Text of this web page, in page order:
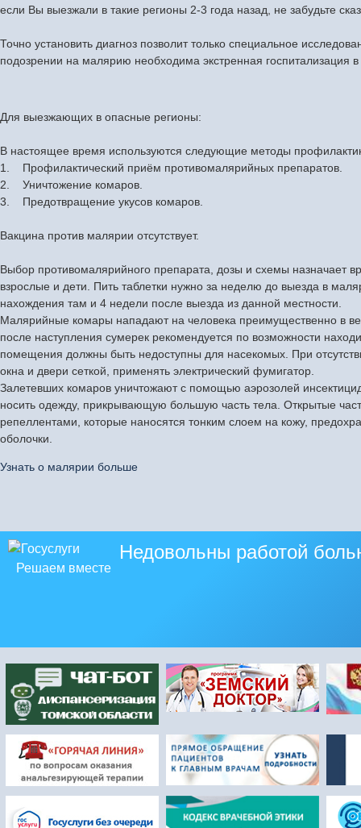
если Вы выезжали в такие регионы 2-3 года назад, не забудьте
Точно установить диагноз позволит только специальное
подозрении на малярию необходима экстренная госпитализация
Для выезжающих в опасные регионы:
В настоящее время используются следующие методы
1. Профилактический приём противомалярийных препаратов.
2. Уничтожение комаров.
3. Предотвращение укусов комаров.
Вакцина против малярии отсутствует.
Выбор противомалярийного препарата, дозы и схемы назначает
взрослые и дети. Пить таблетки нужно за неделю до выезда в
нахождения там и 4 недели после выезда из данной местности.
Малярийные комары нападают на человека преимущественно в
после наступления сумерек рекомендуется по возможности
помещения должны быть недоступны для насекомых. При
окна и двери сеткой, применять электрический фумигатор.
Залетевших комаров уничтожают с помощью аэрозолей
носить одежду, прикрывающую большую часть тела. Открытые
репеллентами, которые наносятся тонким слоем на кожу,
оболочки.
Узнать о малярии больше
Решаем вместе
Недовольны работой